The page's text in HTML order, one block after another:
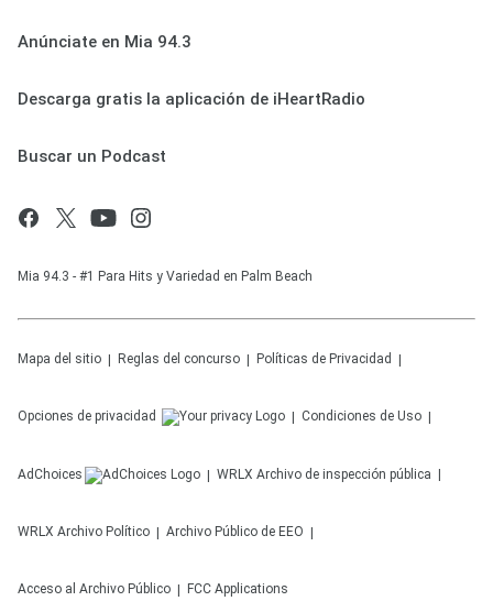
Anúnciate en Mia 94.3
Descarga gratis la aplicación de iHeartRadio
Buscar un Podcast
Mia 94.3 - #1 Para Hits y Variedad en Palm Beach
Mapa del sitio Reglas del concurso Políticas de Privacidad
Opciones de privacidad Condiciones de Uso
AdChoices WRLX Archivo de inspección pública
WRLX Archivo Político Archivo Público de EEO
Acceso al Archivo Público FCC Applications